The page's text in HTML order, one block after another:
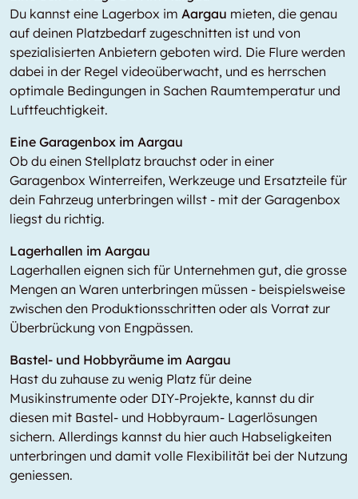
Du kannst eine Lagerbox im Aargau mieten, die genau
auf deinen Platzbedarf zugeschnitten ist und von
spezialisierten Anbietern geboten wird. Die Flure werden
dabei in der Regel videoüberwacht, und es herrschen
optimale Bedingungen in Sachen Raumtemperatur und
Luftfeuchtigkeit.
Eine Garagenbox im Aargau
Ob du einen Stellplatz brauchst oder in einer
Garagenbox Winterreifen, Werkzeuge und Ersatzteile für
dein Fahrzeug unterbringen willst - mit der Garagenbox
liegst du richtig.
Lagerhallen im Aargau
Lagerhallen eignen sich für Unternehmen gut, die grosse
Mengen an Waren unterbringen müssen - beispielsweise
zwischen den Produktionsschritten oder als Vorrat zur
Überbrückung von Engpässen.
Bastel- und Hobbyräume im Aargau
Hast du zuhause zu wenig Platz für deine
Musikinstrumente oder DIY-Projekte, kannst du dir
diesen mit Bastel- und Hobbyraum- Lagerlösungen
sichern. Allerdings kannst du hier auch Habseligkeiten
unterbringen und damit volle Flexibilität bei der Nutzung
geniessen.